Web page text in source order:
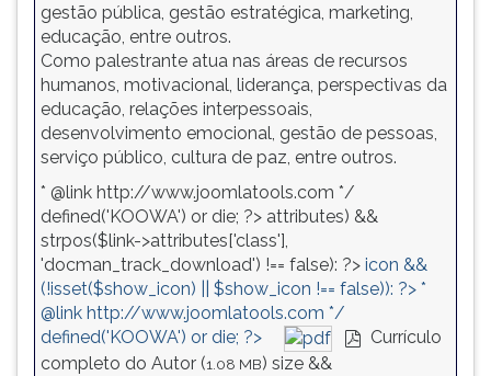
gestão pública, gestão estratégica, marketing,
educação, entre outros.
Como palestrante atua nas áreas de recursos
humanos, motivacional, liderança, perspectivas da
educação, relações interpessoais,
desenvolvimento emocional, gestão de pessoas,
serviço público, cultura de paz, entre outros.
* @link http://www.joomlatools.com */
defined('KOOWA') or die; ?> attributes) &&
strpos($link->attributes['class'],
'docman_track_download') !== false): ?> icon &&
(!isset($show_icon) || $show_icon !== false)): ?> *
@link http://www.joomlatools.com */
defined('KOOWA') or die; ?>
Currículo
completo do Autor (1.08 MB) size &&